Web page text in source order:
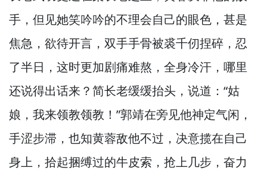
手， 但见她笑吟吟的不理会自己的眼色， 甚是
焦急， 欲待开言， 双手手骨被裘千仞捏碎， 忍
了半日， 这时更加剧痛难熬， 全身冷汗， 哪里
还说得出话来？简长老缓缓抬头， 说道：“姑
娘， 我来领教领教！”郭靖在旁见他神定气闲，
手涩步滞， 也知黄蓉敌他不过， 决意揽在自己
身上， 拾起捆缚过的牛皮索， 抢上几步， 奋力